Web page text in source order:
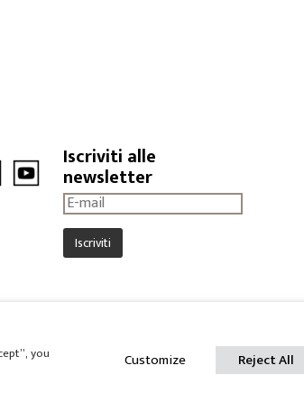
Iscriviti alle
newsletter
sociale Int. Versato € 119.000,00
you Customize Reject All